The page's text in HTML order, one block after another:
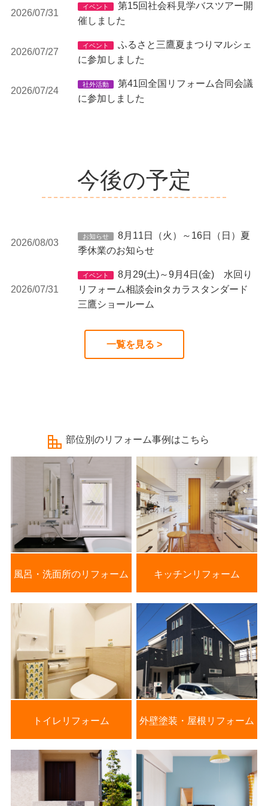
2026/07/31
イベント
第15回社会科見学バスツアー開
催しました
2026/07/27
イベント
ふるさと三鷹夏まつりマルシェ
に参加しました
2026/07/24
社外活動
第41回全国リフォーム合同会議
に参加しました
今後の予定
2026/08/03
お知らせ
8月11日（火）～16日（日）夏
季休業のお知らせ
2026/07/31
イベント
8月29(土)～9月4日(金) 水回り
リフォーム相談会inタカラスタンダード
三鷹ショールーム
一覧を見る >
部位別のリフォーム事例はこちら
風呂・洗面所のリフォーム キッチンリフォーム
トイレリフォーム 外壁塗装・屋根リフォーム